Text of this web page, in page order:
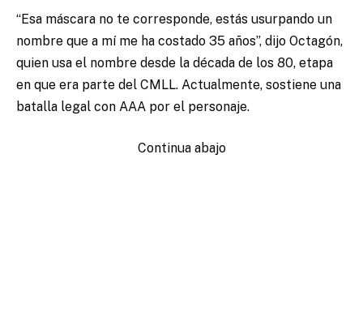
“Esa máscara no te corresponde, estás usurpando un
nombre que a mí me ha costado 35 años”, dijo Octagón,
quien usa el nombre desde la década de los 80, etapa
en que era parte del CMLL. Actualmente, sostiene una
batalla legal con AAA por el personaje.
Continua abajo